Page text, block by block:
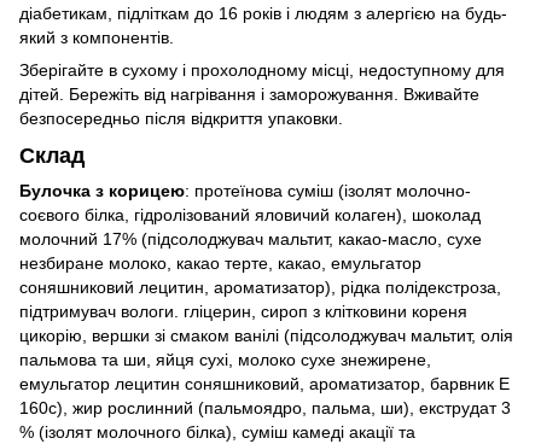
діабетикам, підліткам до 16 років і людям з алергією на будь-
який з компонентів.
Зберігайте в сухому і прохолодному місці, недоступному для
дітей. Бережіть від нагрівання і заморожування. Вживайте
безпосередньо після відкриття упаковки.
Склад
Булочка з корицею: протеїнова суміш (ізолят молочно-
соєвого білка, гідролізований яловичий колаген), шоколад
молочний 17% (підсолоджувач мальтит, какао-масло, сухе
незбиране молоко, какао терте, какао, емульгатор
соняшниковий лецитин, ароматизатор), рідка полідекстроза,
підтримувач вологи. гліцерин, сироп з клітковини кореня
цикорію, вершки зі смаком ванілі (підсолоджувач мальтит, олія
пальмова та ши, яйця сухі, молоко сухе знежирене,
емульгатор лецитин соняшниковий, ароматизатор, барвник Е
160с), жир рослинний (пальмоядро, пальма, ши), екструдат 3
% (ізолят молочного білка), суміш камеді акації та